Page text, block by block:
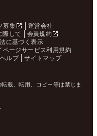
募集
運営会社
際して
会員規約
に基づく表示
ページサービス利用規約
ヘルプ サイトマップ
載、転用、コピー等は禁じま